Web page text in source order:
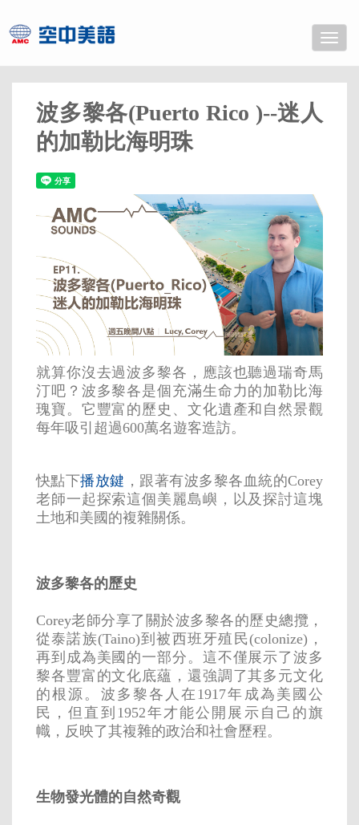
Toggle
波多黎各(Puerto Rico )--迷人
的加勒比海明珠
就算你沒去過波多黎各，應該也聽過瑞奇馬
汀吧？波多黎各是個充滿生命力的加勒比海
瑰寶。它豐富的歷史、文化遺產和自然景觀
每年吸引超過600萬名遊客造訪。
快點下播放鍵 ，跟著有波多黎各血統的Corey
老師一起探索這個美麗島嶼，以及探討這塊
土地和美國的複雜關係。
波多黎各的歷史
Corey老師分享了關於波多黎各的歷史總攬，
從泰諾族(Taino)到被西班牙殖民(colonize)，
再到成為美國的一部分。這不僅展示了波多
黎各豐富的文化底蘊，還強調了其多元文化
的根源。波多黎各人在1917年成為美國公
民，但直到1952年才能公開展示自己的旗
幟，反映了其複雜的政治和社會歷程。
生物發光體的自然奇觀